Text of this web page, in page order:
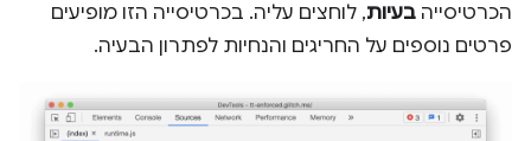
הכרטיסייה בעיות, לוחצים עליה. בכרטיסייה הזו מופיעים
פרטים נוספים על החריגים והנחיות לפתרון הבעיה.